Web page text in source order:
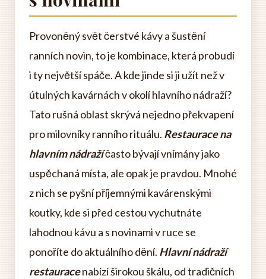
Provoněný svět čerstvé kávy a šustění
ranních novin, to je kombinace, která probudí
i ty největší spáče. A kde jinde si ji užít než v
útulných kavárnách v okolí hlavního nádraží?
Tato rušná oblast skrývá nejedno překvapení
pro milovníky ranního rituálu. Restaurace na
hlavním nádražíčasto bývají vnímány jako
uspěchaná místa, ale opak je pravdou. Mnohé
z nich se pyšní příjemnými kavárenskými
koutky, kde si před cestou vychutnáte
lahodnou kávu a s novinami v ruce se
ponoříte do aktuálního dění. Hlavní nádraží
restauracenabízí širokou škálu, od tradičních